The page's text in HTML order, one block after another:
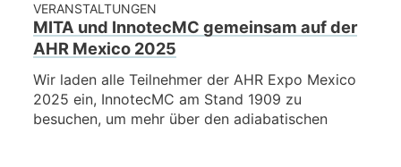
VERANSTALTUNGEN
MITA und InnotecMC gemeinsam auf der
AHR Mexico 2025
Wir laden alle Teilnehmer der AHR Expo Mexico
2025 ein, InnotecMC am Stand 1909 zu
besuchen, um mehr über den adiabatischen